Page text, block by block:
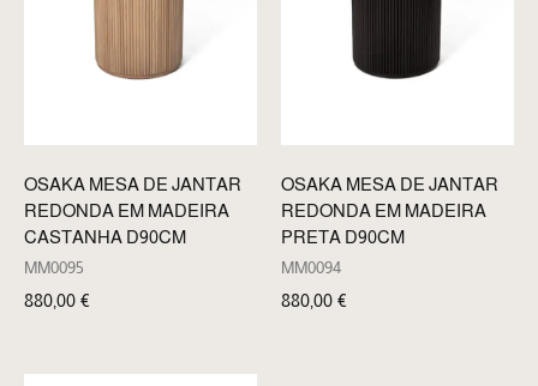
OSAKA MESA DE JANTAR
REDONDA EM MADEIRA
CASTANHA D90CM
MM0095
880,00 €
OSAKA MESA DE JANTAR
REDONDA EM MADEIRA
PRETA D90CM
MM0094
880,00 €